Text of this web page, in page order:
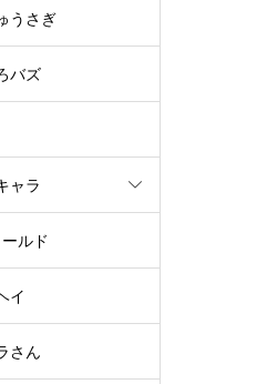
うさぎ
バズ
ャラ
ルド
イ
さん